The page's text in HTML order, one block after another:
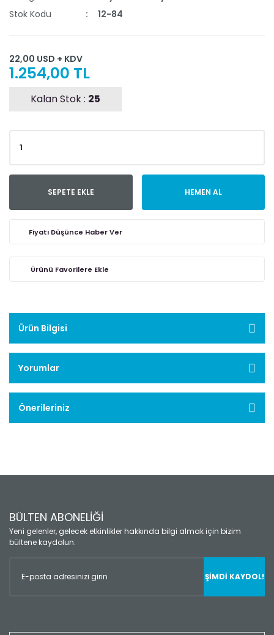
Stok Kodu
12-84
22,00 USD + KDV
1.254,00 TL
Kalan Stok : 25
SEPETE EKLE HEMEN AL
Fiyatı Düşünce Haber Ver
Ürün Bilgisi
Yorumlar
Önerileriniz
BÜLTEN ABONELİĞİ
Yeni gelenler, gelecek etkinlikler hakkında bilgi almak için bizim
bültene kaydolun.
ŞİMDİ KAYDOL!